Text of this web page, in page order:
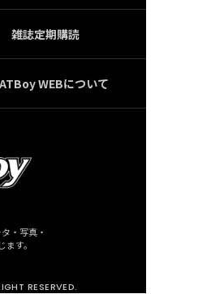
雑誌定期購読
WEBについて
・写真・
す。
RESERVED.